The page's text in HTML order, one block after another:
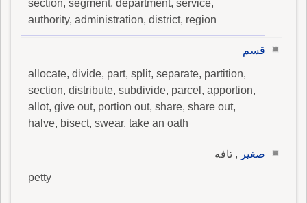
section, segment, department, service,
authority, administration, district, region
قسم
allocate, divide, part, split, separate, partition,
section, distribute, subdivide, parcel, apportion,
allot, give out, portion out, share, share out,
halve, bisect, swear, take an oath
صغير , تافه
petty